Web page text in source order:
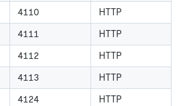
4110
HTTP
4111
HTTP
4112
HTTP
4113
HTTP
4124
HTTP